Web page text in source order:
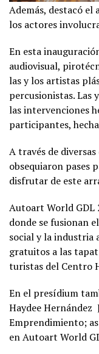
Además, destacó el
los actores
En esta
audiovisual,
las y los artistas
percusionistas. Las
las intervenciones
participantes,
A través de
obsequiaron pases
disfrutar de este
Autoart World GDL
donde se fusionan
social y la
gratuitos a las
turistas del Centro
En el presídium
Haydee Hernández
Emprendimiento;
en Autoart World